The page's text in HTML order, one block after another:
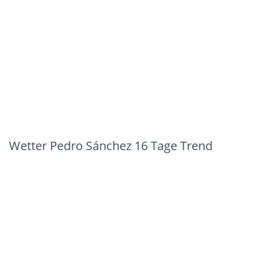
Wetter Pedro Sánchez 16 Tage Trend